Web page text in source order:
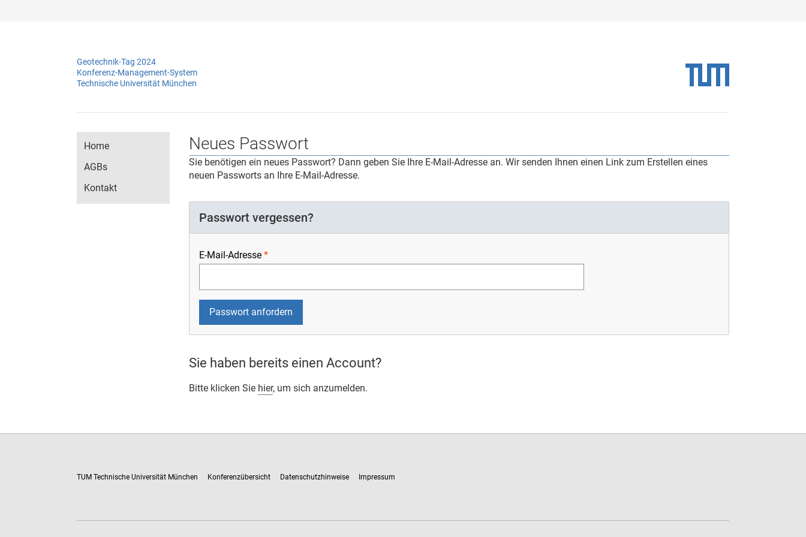
Geotechnik-Tag 2024
Konferenz-Management-System
Technische Universität München
Home
AGBs
Kontakt
Neues Passwort
Sie benötigen ein neues Passwort? Dann geben Sie Ihre E-Mail-Adresse an. Wir senden Ihnen einen Link zum Erstellen eines
neuen Passworts an Ihre E-Mail-Adresse.
Passwort vergessen?
E-Mail-Adresse
Sie haben bereits einen Account?
Bitte klicken Sie hier, um sich anzumelden.
TUM Technische Universität München Konferenzübersicht Datenschutzhinweise Impressum